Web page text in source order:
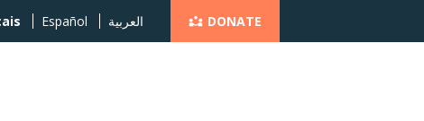
Español العربية DONATE